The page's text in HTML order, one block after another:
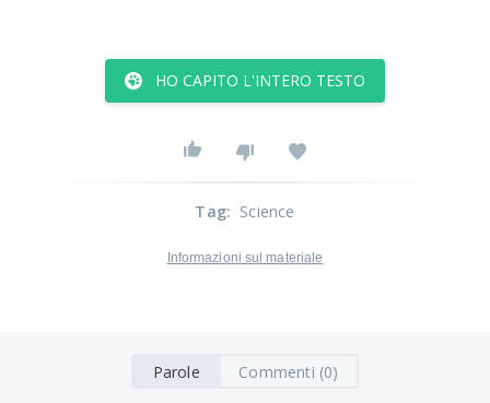
HO CAPITO L'INTERO TESTO
Tag: Science
Informazioni sul materiale
Parole Commenti (0)